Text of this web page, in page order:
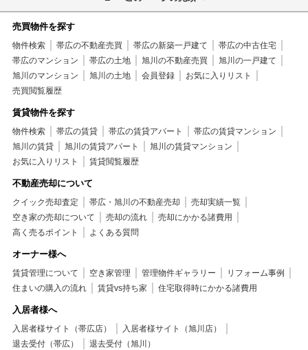
売買物件を探す
物件検索 帯広の不動産売買 帯広の新築一戸建て
帯広の中古住宅
帯広のマンション
帯広の土地 旭川の不動産売買
旭川の一戸建て
旭川のマンション
旭川の土地 会員登録
お気に入りリスト
売買閲覧履歴
賃貸物件を探す
物件検索 帯広の賃貸 帯広の賃貸アパート
帯広の賃貸マンション
旭川の賃貸
旭川の賃貸アパート
旭川の賃貸マンション
お気に入りリスト
賃貸閲覧履歴
不動産売却について
クイック売却査定 帯広・旭川の不動産売却
売却実績一覧
空き家の売却について
売却の流れ
売却にかかる諸費用
高く売るポイント
よくある質問
オーナー様へ
賃貸管理について 空き家管理 管理物件ギャラリー
リフォーム事例
住まいの購入の流れ
賃貸vs持ち家 住宅取得時にかかる諸費用
入居者様へ
入居者様サイト（帯広店）
入居者様サイト（旭川店）
退去受付（帯広）
退去受付（旭川）